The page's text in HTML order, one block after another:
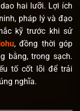
hai lưỡi. Lợi ích
pháp lý và đạo
kỹ trước khi sử
, đồng thời góp
bằng, trong sạch.
tố cốt lõi để trải
nghĩa.